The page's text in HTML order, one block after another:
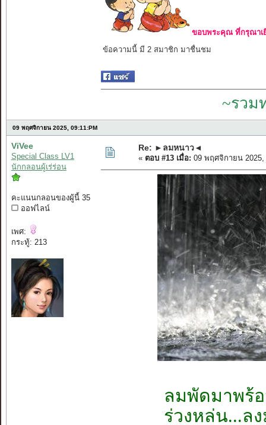
ขอบพระคุณ ที่กรุณาเ
ข้อความนี้ มี 2 สมาชิก มาชื่นชม
~รวม
09 พฤศจิกายน 2025, 09:11:PM
ViVee
Special Class LV1
นักกลอนผู้เร่ร่อน
คะแนนกลอนของผู้นี้ 35
ออฟไลน์
เพศ:
กระทู้: 213
Re: ►ลมหนาว◄
« ตอบ #13 เมื่อ: 09 พฤศจิกายน 2025,
ลมพัดมาพร้
ร่วงหล่น...ล